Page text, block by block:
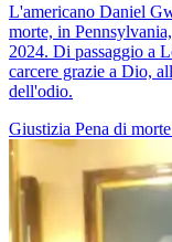
L'americano Daniel
morte, in
2024. Di passaggio a
carcere grazie a Dio,
dell'odio.
Giustizia Pena di morte